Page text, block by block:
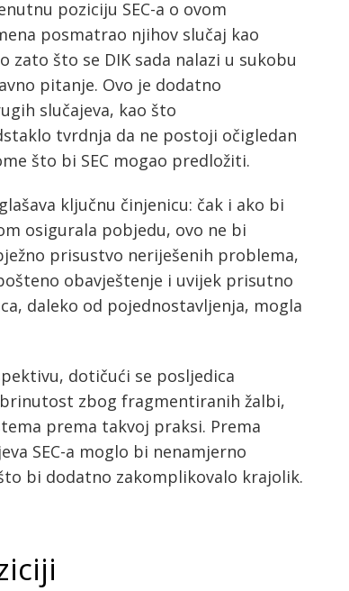
poziciju SEC-a o ovom
posmatrao njihov slučaj kao
zato što se DIK sada nalazi u sukobu
pitanje. Ovo je dodatno
slučajeva, kao što
tvrdnja da ne postoji očigledan
što bi SEC mogao predložiti.
ključnu činjenicu: čak i ako bi
osigurala pobjedu, ovo ne bi
prisustvo neriješenih problema,
obavještenje i uvijek prisutno
daleko od pojednostavljenja, mogla
dotičući se posljedica
zbog fragmentiranih žalbi,
prema takvoj praksi. Prema
SEC-a moglo bi nenamjerno
bi dodatno zakomplikovalo krajolik.